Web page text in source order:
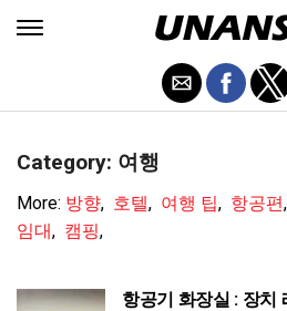
Category: 여행
More: 방향, 호텔, 여행 팁, 항공편,
임대, 캠핑,
항공기 화장실 : 장치